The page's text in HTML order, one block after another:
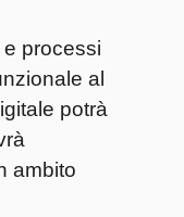
processi
al
potrà
ambito